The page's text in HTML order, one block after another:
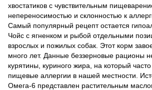
хвостатиков с чувствительным
непереносимостью и склонностью к
Самый популярный рецепт остается
Чойс с ягненком и рыбой отдельными
взрослых и пожилых собак. Этот корм
много лет. Данные беззерновые рационы
курятины, куриного жира, на который
пищевые аллергии в нашей местности.
Омега-6 представлен растительным